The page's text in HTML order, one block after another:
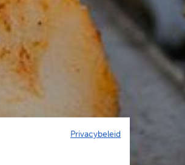
Privacybeleid